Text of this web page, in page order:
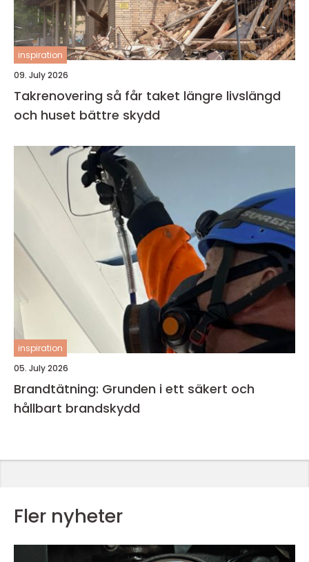
inspiration
09. July 2026
Takrenovering så får taket längre livslängd
och huset bättre skydd
inspiration
05. July 2026
Brandtätning: Grunden i ett säkert och
hållbart brandskydd
Fler nyheter